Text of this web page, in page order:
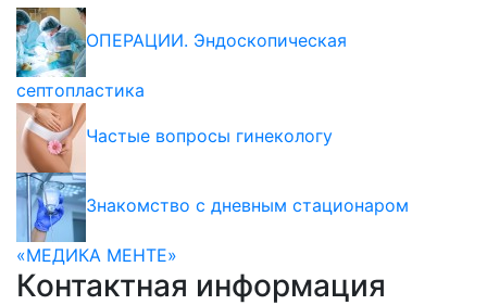
ОПЕРАЦИИ. Эндоскопическая
септопластика
Частые вопросы гинекологу
Знакомство с дневным стационаром
«МЕДИКА МЕНТЕ»
Контактная информация